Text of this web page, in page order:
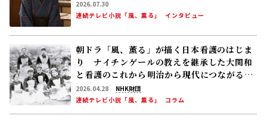
2026.07.30
連続テレビ小説「風、薫る」
インタビュー
朝ドラ「風、薫る」が描く日本看護のはじま
り ナイチンゲールの教えを継承した大関和
と看護のこれから――明治から現代につながる道
【後編】
2026.04.28
NHK財団
連続テレビ小説「風、薫る」
コラム